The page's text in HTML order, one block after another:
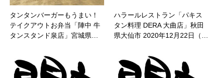
タンタンバーガーもうまい！
テイクアウトお弁当「陣中 牛
タンスタンド泉店」宮城県…
ハラールレストラン「パキス
タン料理 DERA 大曲店」秋田
県大仙市 2020年12月22日（…